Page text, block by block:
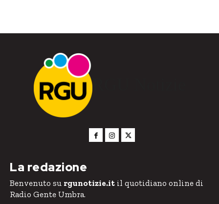
RGU Notizie
La redazione
Benvenuto su rgunotizie.it il quotidiano online di
Radio Gente Umbra.